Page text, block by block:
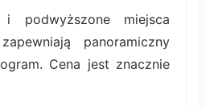
podwyższone miejsca
panoramiczny
Cena jest znacznie